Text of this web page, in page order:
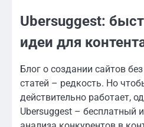
Ubersuggest:
идеи для
Блог о создании сайтов
статей – редкость. Но
действительно работает,
Ubersuggest – бесплатный